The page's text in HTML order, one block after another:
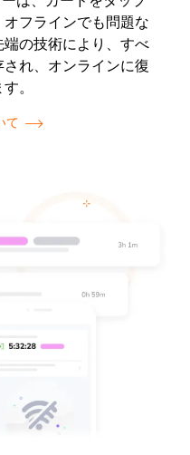
フラインでも問題な
の技術により、すべ
れ、オンラインに復
。
て